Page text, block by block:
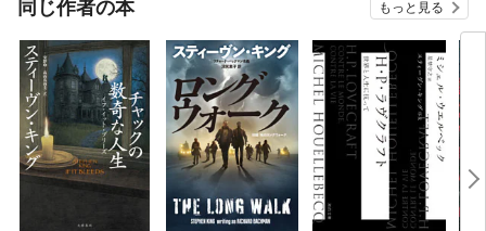
同じ作者の本 もっと見る